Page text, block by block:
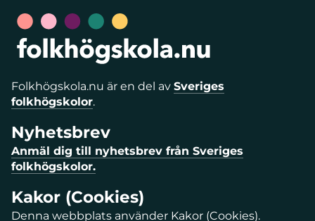
Folkhögskola.nu är en del av Sveriges
folkhögskolor.
Nyhetsbrev
Anmäl dig till nyhetsbrev från Sveriges
folkhögskolor.
Kakor (Cookies)
Denna webbplats använder Kakor (Cookies).